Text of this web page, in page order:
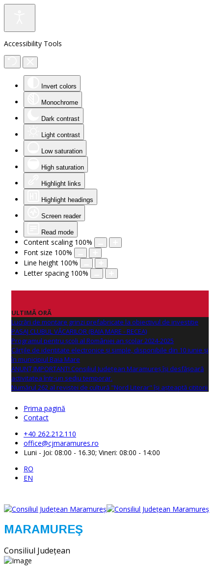
Accessibility Tools
Invert colors
Monochrome
Dark contrast
Light contrast
Low saturation
High saturation
Highlight links
Highlight headings
Screen reader
Read mode
Content scaling 100%
Font size 100%
Line height 100%
Letter spacing 100%
ULTIMĂ ORĂ
Lucrări de montare grinzi prefabricate la obiectivul de investitie
PASAJ CLUBUL VĂCARILOR (BAIA MARE - RECEA)
Programul pentru școli al României an școlar 2024-2025
Cărțile de identitate electronice și simple, disponibile din 10 iunie și
în municipiul Baia Mare
ANUNŢ IMPORTANT! Consiliul Județean Maramureș își desfășoară
activitatea într-un sediu temporar.
Numărul 262 al revistei de cultură "Nord Literar" își așteaptă cititorii
Prima pagină
Contact
+40 262.212.110
office@cjmaramures.ro
Luni - Joi: 08:00 - 16.30; Vineri: 08:00 - 14:00
RO
EN
MARAMUREŞ
Consiliul Judeţean